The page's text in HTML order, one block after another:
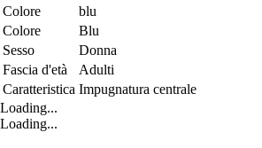
Colore
blu
Colore
Blu
Sesso
Donna
Fascia d'età
Adulti
Caratteristica Impugnatura centrale
Loading...
Loading...